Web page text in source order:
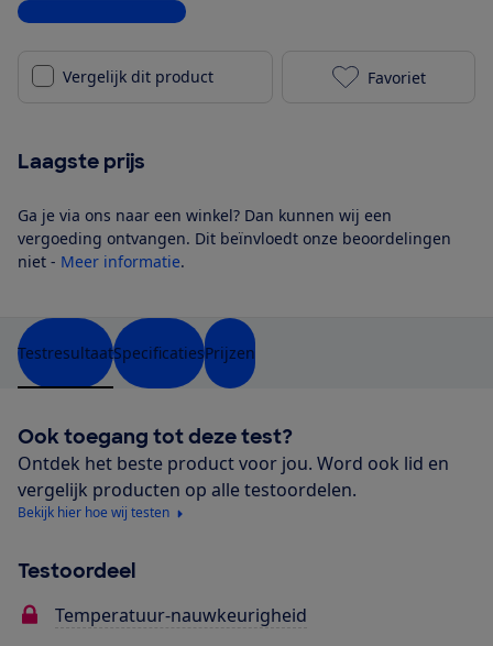
Bekijk alle specificaties
Vergelijk dit product LG
Favoriet
Laagste prijs
Ga je via ons naar een winkel? Dan kunnen wij een
vergoeding ontvangen. Dit beïnvloedt onze beoordelingen
niet - Meer informatie.
TestresultaatSpecificatiesPrijzen
Ook toegang tot deze test?
Ontdek het beste product voor jou. Word ook lid en
vergelijk producten op alle testoordelen.
Bekijk hier hoe wij testen
Testoordeel
Temperatuur-nauwkeurigheid